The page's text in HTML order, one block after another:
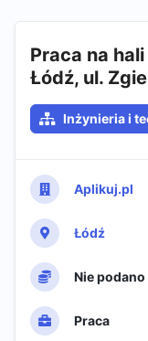
Praca na
Łódź, ul.
Inżynieria i
Aplikuj.pl
Łódź
Nie podano
Praca